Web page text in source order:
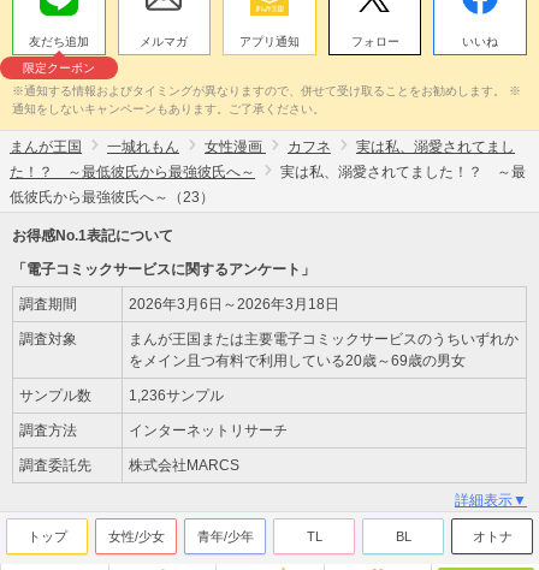
友だち追加
限定クーポン
メルマガ アプリ通知 フォロー いいね
※通知する情報およびタイミングが異なりますので、併せて受け取ることをお勧めします。 ※
通知をしないキャンペーンもあります。ご了承ください。
まんが王国 一城れもん 女性漫画 カフネ
実は私、溺愛されてまし
た！？ ～最低彼氏から最強彼氏へ～
実は私、溺愛されてました！？ ～最
低彼氏から最強彼氏へ～（23）
お得感No.1表記について
「電子コミックサービスに関するアンケート」
調査期間 2026年3月6日～2026年3月18日
調査対象
まんが王国または主要電子コミックサービスのうちいずれか
をメイン且つ有料で利用している20歳～69歳の男女
サンプル数 1,236サンプル
調査方法 インターネットリサーチ
調査委託先 株式会社MARCS
詳細表示▼
トップ 女性/少女 青年/少年 TL BL オトナ